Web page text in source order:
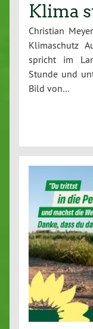
Klima
Christian
Klimaschutz
spricht im
Stunde und
Bild von…